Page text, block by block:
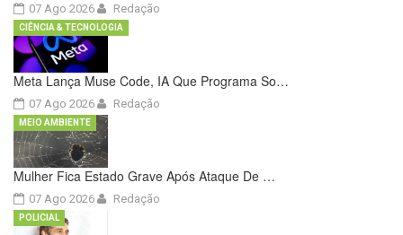
07 Ago 2026 Redação
Meta Lança Muse Code, IA Que Programa So…
07 Ago 2026
CIÊNCIA & TECNOLOGIA
Redação
Mulher Fica Estado Grave Após Ataque De …
07 Ago 2026
MEIO AMBIENTE
Redação
POLICIAL